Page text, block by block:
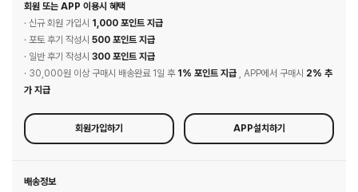
회원 또는 APP 이용시 혜택
· 신규 회원 가입시 1,000 포인트 지급
· 포토 후기 작성시 500 포인트 지급
· 일반 후기 작성시 300 포인트 지급
· 30,000원 이상 구매시 배송완료 1일 후 1% 포인트 지급 , APP에서 구매시 2% 추
가 지급
회원가입하기 APP설치하기
배송정보